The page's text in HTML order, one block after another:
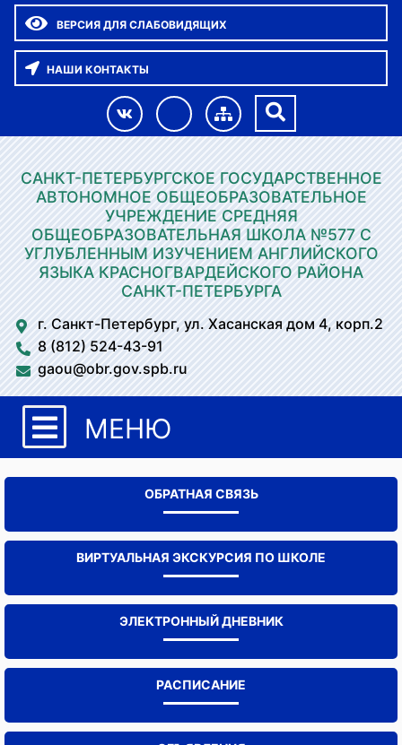
ВЕРСИЯ ДЛЯ СЛАБОВИДЯЩИХ
НАШИ КОНТАКТЫ
САНКТ-ПЕТЕРБУРГСКОЕ ГОСУДАРСТВЕННОЕ
АВТОНОМНОЕ ОБЩЕОБРАЗОВАТЕЛЬНОЕ
УЧРЕЖДЕНИЕ СРЕДНЯЯ
ОБЩЕОБРАЗОВАТЕЛЬНАЯ ШКОЛА №577 С
УГЛУБЛЕННЫМ ИЗУЧЕНИЕМ АНГЛИЙСКОГО
ЯЗЫКА КРАСНОГВАРДЕЙСКОГО РАЙОНА
САНКТ-ПЕТЕРБУРГА
г. Санкт-Петербург, ул. Хасанская дом 4, корп.2
8 (812) 524-43-91
gaou@obr.gov.spb.ru
МЕНЮ
ОБРАТНАЯ СВЯЗЬ
ВИРТУАЛЬНАЯ ЭКСКУРСИЯ ПО ШКОЛЕ
ЭЛЕКТРОННЫЙ ДНЕВНИК
РАСПИСАНИЕ